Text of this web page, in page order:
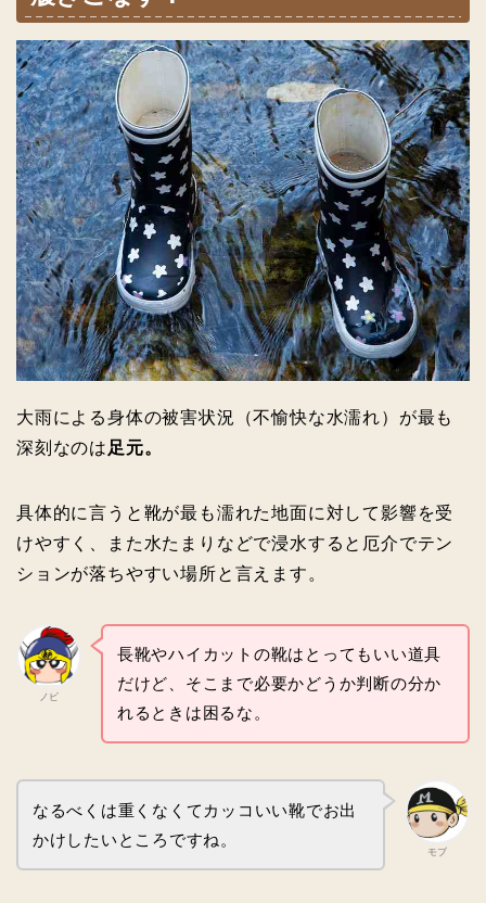
大雨による身体の被害状況（不愉快な水濡れ）が最も
深刻なのは 足元。
具体的に言うと靴が最も濡れた地面に対して影響を受
けやすく、また水たまりなどで浸水すると厄介でテン
ションが落ちやすい場所と言えます。
ノビ
長靴やハイカットの靴はとってもいい道具
だけど、そこまで必要かどうか判断の分か
れるときは困るな。
モブ
なるべくは重くなくてカッコいい靴でお出
かけしたいところですね。